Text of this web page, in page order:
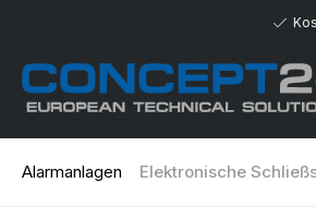
Alarmanlagen Elektronische